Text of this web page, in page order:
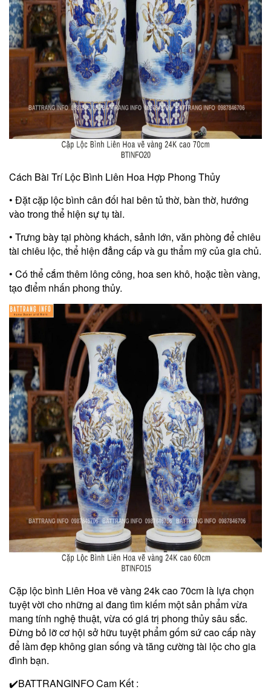
Cách Bài Trí Lộc Bình Liên Hoa Hợp Phong Thủy
• Đặt cặp lộc bình cân đối hai bên tủ thờ, bàn thờ, hướng
vào trong thể hiện sự tụ tài.
• Trưng bày tại phòng khách, sảnh lớn, văn phòng để chiêu
tài chiêu lộc, thể hiện đẳng cấp và gu thẩm mỹ của gia chủ.
• Có thể cắm thêm lông công, hoa sen khô, hoặc tiền vàng,
tạo điểm nhấn phong thủy.
Cặp lộc bình Liên Hoa vẽ vàng 24k cao 70cm là lựa chọn
tuyệt vời cho những ai đang tìm kiếm một sản phẩm vừa
mang tính nghệ thuật, vừa có giá trị phong thủy sâu sắc.
Đừng bỏ lỡ cơ hội sở hữu tuyệt phẩm gốm sứ cao cấp này
để làm đẹp không gian sống và tăng cường tài lộc cho gia
đình bạn.
✔️BATTRANGINFO Cam Kết :